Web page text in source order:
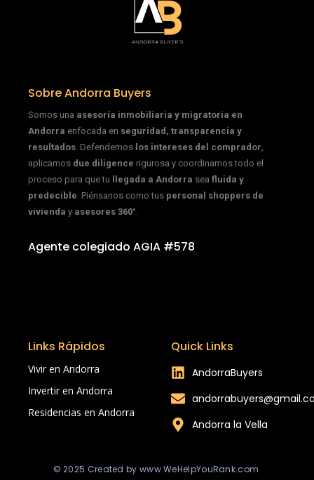
Sobre Andorra Buyers
Somos una asesoría inmobiliaria y migratoria en
Andorra enfocada en seguridad, transparencia y
resultados . Defendemos los intereses del comprador
aplicamos due diligence rigurosa y coordinamos todo el
proceso para que tu
llegada a Andorra sea fluida y
predecible . Piénsanos como tus personal shoppers de
vivienda y asesores 360°
Agente colegiado AGIA #578
Links Rápidos
Vivir en Andorra
Invertir en Andorra
Residencias en Andorra
Quick Links
AndorraBuyers
Andorra la Vella
© 2025 Created by www.WeHelpYouRank.com